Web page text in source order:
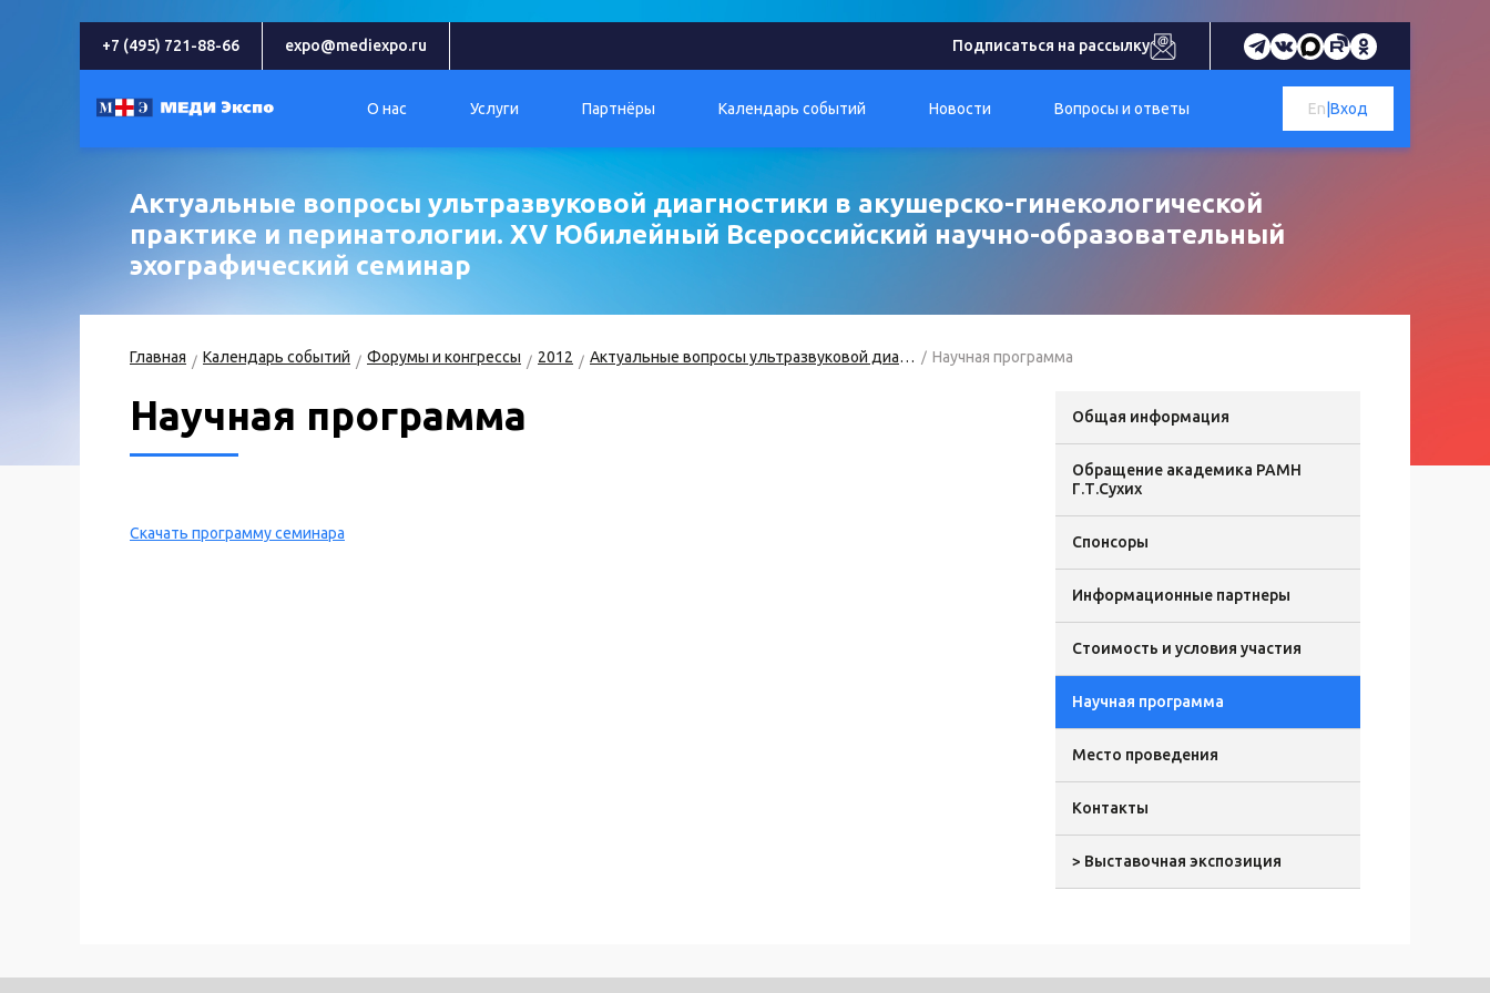
+7 (495) 721-88-66 expo@mediexpo.ru Подписаться на рассылку
О нас Услуги Партнёры Календарь событий Новости Вопросы и ответы Вход
En
Актуальные вопросы ультразвуковой диагностики в акушерско-гинекологической
практике и перинатологии. XV Юбилейный Всероссийский научно-образовательный
эхографический семинар
Главная Календарь событий Форумы и конгрессы 2012 Актуальные вопросы ультразвуковой диагностики в акушерско-гинекологической практике и перинатологии Научная программа
Научная программа
Скачать программу семинара
Общая информация
Обращение академика РАМН
Г.Т.Сухих
Спонсоры
Информационные партнеры
Стоимость и условия участия
Научная программа
Место проведения
Контакты
> Выставочная экспозиция